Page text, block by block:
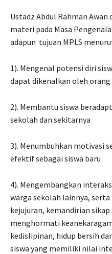
Ustadz Abdul Rahman
materi pada Masa
adapun tujuan MPLS
1). Mengenal potensi diri
dapat dikenalkan oleh orang
2). Membantu siswa
sekolah dan sekitarnya
3). Menumbuhkan motivasi
efektif sebagai siswa baru
4). Mengembangkan
warga sekolah lainnya,
kejujuran, kemandirian
menghormati
kedislipinan, hidup bersih
siswa yang memiliki nilai